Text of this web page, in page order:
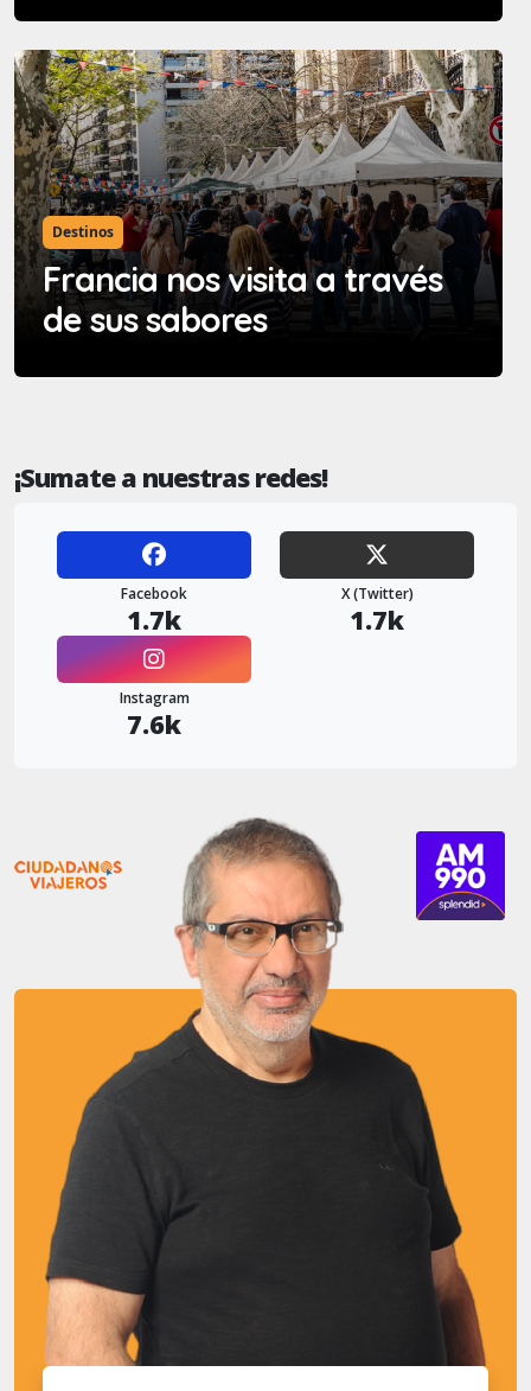
Destinos
Francia nos visita a través
de sus sabores
¡Sumate a nuestras redes!
Facebook
1.7k
X (Twitter)
1.7k
Instagram
7.6k